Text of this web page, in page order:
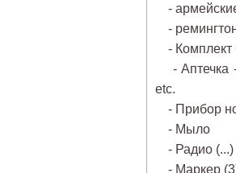
-
-
- Комплект
- Аптечка -
etc.
- Прибор
- Мыло
- Радио (...)
- Маркер